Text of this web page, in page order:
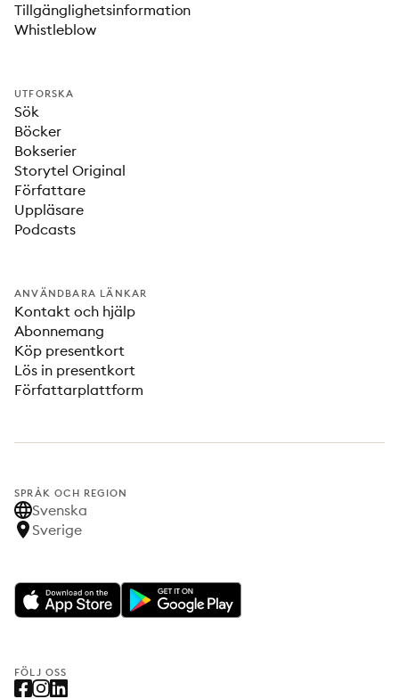
Tillgänglighetsinformation
Whistleblow
UTFORSKA
Sök
Böcker
Bokserier
Storytel Original
Författare
Uppläsare
Podcasts
ANVÄNDBARA LÄNKAR
Kontakt och hjälp
Abonnemang
Köp presentkort
Lös in presentkort
Författarplattform
SPRÅK OCH REGION
Svenska
Sverige
FÖLJ OSS